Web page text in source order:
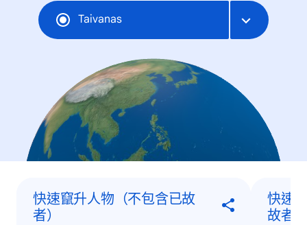
Taivanas
快速竄升人物（不包含已故
者）
快速
故者